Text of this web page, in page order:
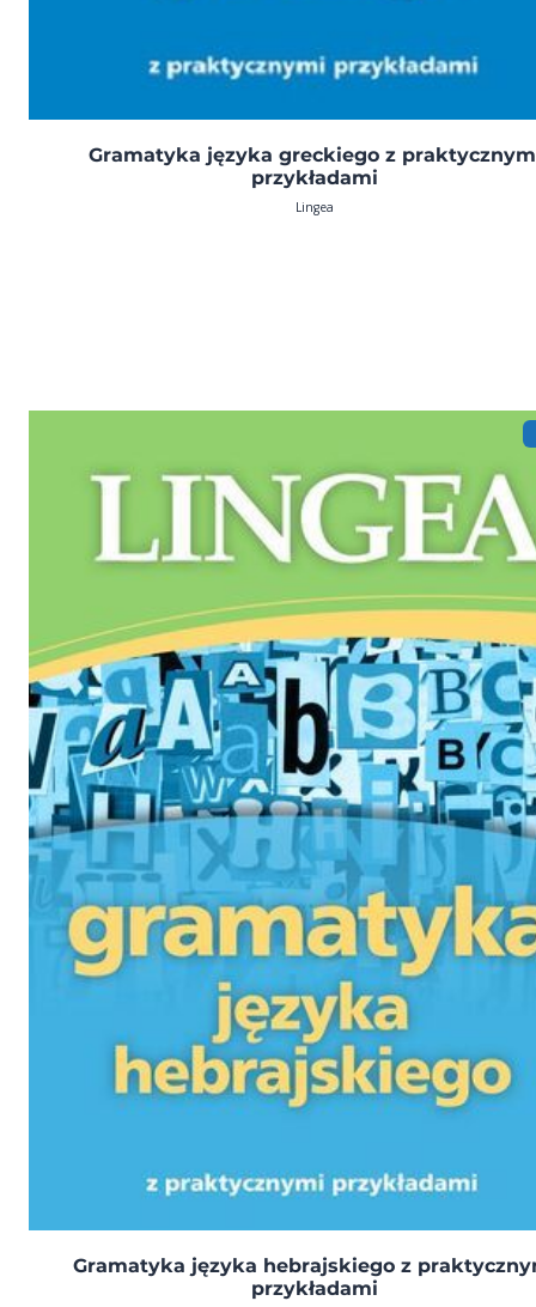
Gramatyka języka greckiego z
przykładami
Lingea
Gramatyka języka hebrajskiego z
przykładami